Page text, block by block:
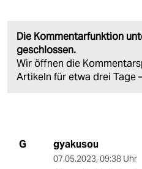
Die Kommentarfunktion
geschlossen.
Wir öffnen die
Artikeln für etwa drei Tage
G gyakusou
07.05.2023, 09:38 Uhr